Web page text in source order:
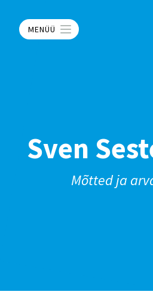
MENÜÜ
Sven
Mõtted ja